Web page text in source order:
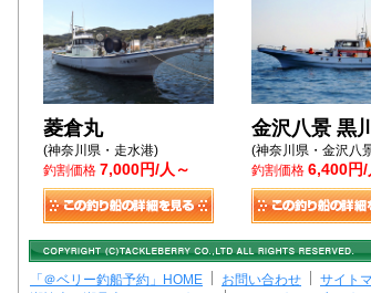
菱倉丸
(神奈川県・走水港)
釣割価格 7,000円/人～
金沢八景 黒
(神奈川県・金沢八
釣割価格 6,400円/
「＠ベリー釣船予約」HOME お問い合わせ サイト